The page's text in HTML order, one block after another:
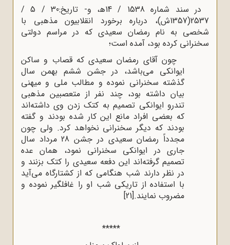
در سند شماره 1538 / 14ه‍، و- تاریخ:30 / 5 /
2537(1357ش)، درباره برخورد انقلابیون مذهبی با
شخصی به نام رمضان سعیدی که در مراسم دولتی
سخنرانی کرده بود، آمده است؛
چون آقای رمضان سعیدی که قصاب و ساکن
ایوانکی می‌باشد، در جشن ششم بهمن سال
گذشته سخنرانی نموده و مطالب ملی و میهنی
بیان داشته بود، چند نفر از متعصبین مذهبی
تندرو ایوانکی تصمیم به کتک زدن وی داشته‌اند
که بعضی افراد مانع این کار شده بودند و گفته
بودند که دیگر سخنرانی نخواهد کرد. ولی چون
مجدداً رمضان سعیدی در جشن 28 مرداد سال
جاری در ایوانکی سخنرانی نمود، همان عده
تصمیم گرفته‌اند این دفعه سعیدی را کتک بزنند و
در نظر دارند شب هنگامی که از کشتارگاه می‌آید
با استفاده از تاریکی شب او را غافلگیر نموده و
مضروب نمایند.[21]
*****